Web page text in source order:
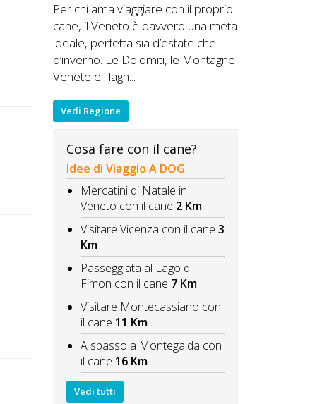
Per chi ama viaggiare con il proprio
cane, il Veneto è davvero una meta
ideale, perfetta sia d’estate che
d’inverno. Le Dolomiti, le Montagne
Venete e i lagh...
Vedi Regione
Cosa fare con il cane?
Idee di Viaggio A DOG
Mercatini di Natale in
Veneto con il cane 2 Km
Visitare Vicenza con il cane 3
Km
Passeggiata al Lago di
Fimon con il cane 7 Km
Visitare Montecassiano con
il cane 11 Km
A spasso a Montegalda con
il cane 16 Km
Vedi tutti